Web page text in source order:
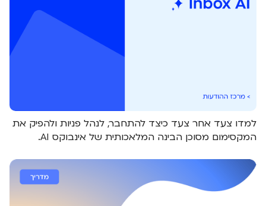
למדו צעד אחר צעד כיצד להתחבר, לנהל פניות ולהפיק את
המקסימום מסוכן הבינה המלאכותית של אינבוקס AI.